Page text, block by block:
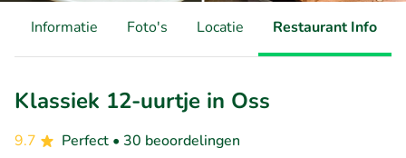
Informatie Foto's Locatie Restaurant Info
Klassiek 12-uurtje in Oss
9.7 Perfect • 30 beoordelingen